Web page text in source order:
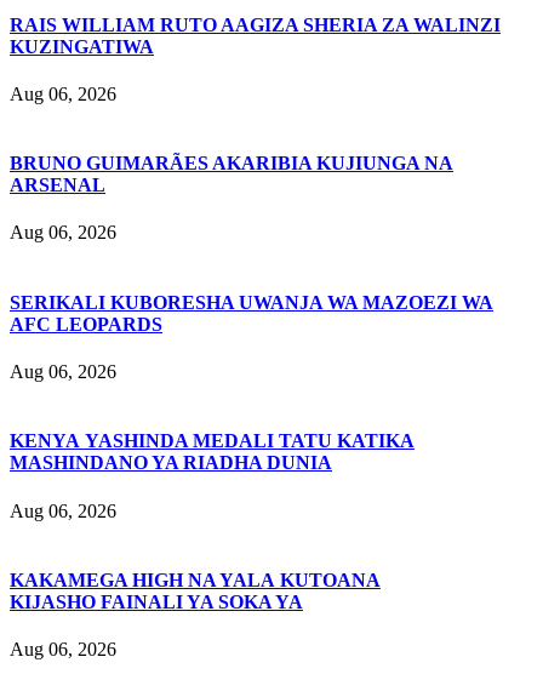
RAIS WILLIAM RUTO AAGIZA SHERIA ZA WALINZI
KUZINGATIWA
Aug 06, 2026
BRUNO GUIMARÃES AKARIBIA KUJIUNGA NA
ARSENAL
Aug 06, 2026
SERIKALI KUBORESHA UWANJA WA MAZOEZI WA
AFC LEOPARDS
Aug 06, 2026
KENYA YASHINDA MEDALI TATU KATIKA
MASHINDANO YA RIADHA DUNIA
Aug 06, 2026
KAKAMEGA HIGH NA YALA KUTOANA
KIJASHO FAINALI YA SOKA YA
Aug 06, 2026